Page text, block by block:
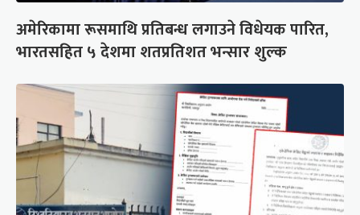
अमेरिकामा रूसमाथि प्रतिबन्ध लगाउने विधेयक पारित,
भारतसहित ५ देशमा शतप्रतिशत भन्सार शुल्क